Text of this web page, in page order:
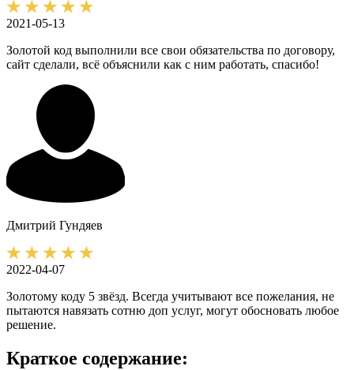
2021-05-13
Золотой код выполнили все свои обязательства по договору,
сайт сделали, всё объяснили как с ним работать, спасибо!
Дмитрий Гундяев
2022-04-07
Золотому коду 5 звёзд. Всегда учитывают все пожелания, не
пытаются навязать сотню доп услуг, могут обосновать любое
решение.
Краткое содержание: